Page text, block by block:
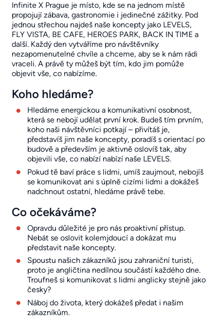
Infinite X Prague je místo, kde se na jednom místě
propojují zábava, gastronomie i jedinečné zážitky. Pod
jednou střechou najdeš naše koncepty jako LEVELS,
FLY VISTA, BE CAFE, HEROES PARK, BACK IN TIME a
další. Každý den vytváříme pro návštěvníky
nezapomenutelné chvíle a chceme, aby se k nám rádi
vraceli. A právě ty můžeš být tím, kdo jim pomůže
objevit vše, co nabízíme.
Koho hledáme?
Hledáme energickou a komunikativní osobnost,
která se nebojí udělat první krok. Budeš tím prvním,
koho naši návštěvníci potkají – přivítáš je,
představíš jim naše koncepty, poradíš s orientací po
budově a především je aktivně oslovíš tak, aby
objevili vše, co nabízí nabízí naše LEVELS.
Pokud tě baví práce s lidmi, umíš zaujmout, nebojíš
se komunikovat ani s úplně cizími lidmi a dokážeš
nadchnout ostatní, hledáme právě tebe.
Co očekáváme?
Opravdu důležité je pro nás proaktivní přístup.
Nebát se oslovit kolemjdoucí a dokázat mu
představit naše koncepty.
Spoustu našich zákazníků jsou zahraniční turisti,
proto je angličtina nedílnou součástí každého dne.
Troufneš si komunikovat s lidmi anglicky stejně jako
česky?
Náboj do života, který dokážeš předat i našim
zákazníkům.